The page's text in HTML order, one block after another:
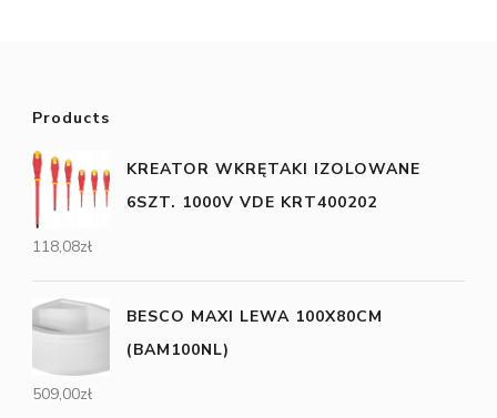
Products
KREATOR WKRĘTAKI IZOLOWANE
6SZT. 1000V VDE KRT400202
118,08zł
BESCO MAXI LEWA 100X80CM
(BAM100NL)
509,00zł